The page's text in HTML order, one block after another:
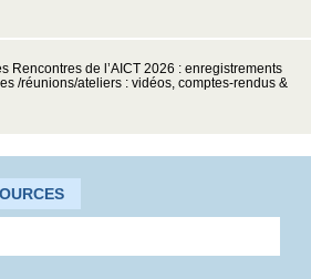
Rencontres de l’AICT 2026 : enregistrements
/réunions/ateliers : vidéos, comptes-rendus &